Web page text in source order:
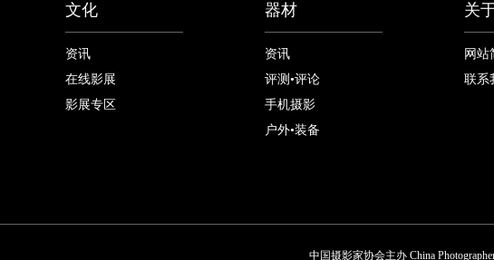
文化
资讯
在线影展
影展专区
器材
资讯
评测•评论
手机摄影
户外•装备
关
网站
联系
中国摄影家协会主办 China